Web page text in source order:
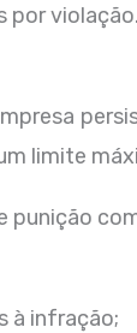
por violação.
limite
punição
à infração;